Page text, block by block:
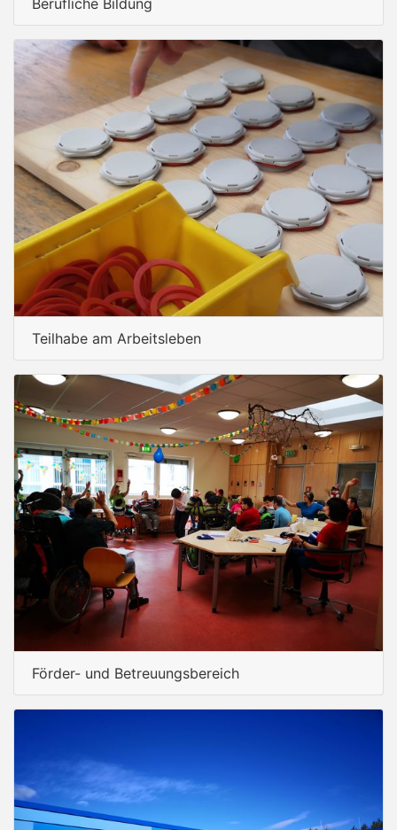
Teilhabe am Arbeitsleben
Förder- und Betreuungsbereich